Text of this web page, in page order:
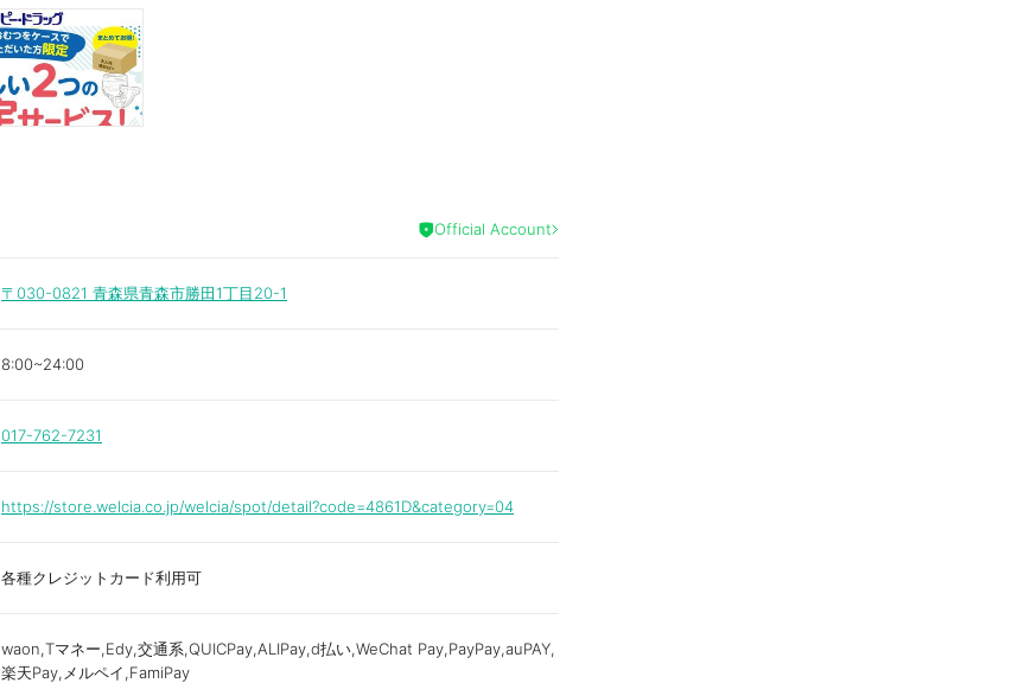
Official Account
〒030-0821 青森県青森市勝田1丁目20-1
8:00~24:00
017-762-7231
https://store.welcia.co.jp/welcia/spot/detail?code=4861D&category=04
各種クレジットカード利用可
waon,Tマネー,Edy,交通系,QUICPay,ALIPay,d払い,WeChat Pay,PayPay,auPAY,
楽天Pay,メルペイ,FamiPay